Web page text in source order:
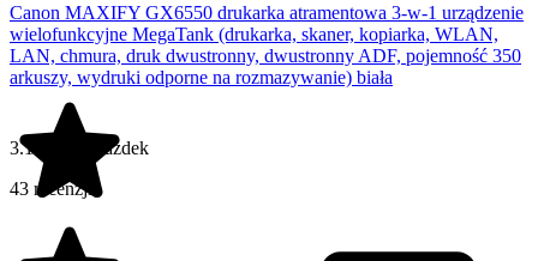
Canon MAXIFY GX6550 drukarka atramentowa 3-w-1 urządzenie
wielofunkcyjne MegaTank (drukarka, skaner, kopiarka, WLAN,
LAN, chmura, druk dwustronny, dwustronny ADF, pojemność 350
arkuszy, wydruki odporne na rozmazywanie) biała
3.1 na 5 gwiazdek
43 recenzji